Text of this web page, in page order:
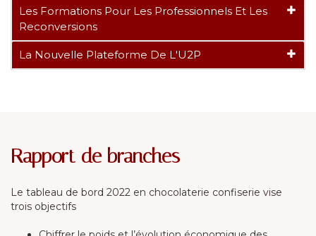
Les Formations Pour Les Professionnels Et Les
Reconversions
La Nouvelle Plateforme De L'U2P
Rapport de branches
Le tableau de bord 2022 en chocolaterie confiserie vise
trois objectifs